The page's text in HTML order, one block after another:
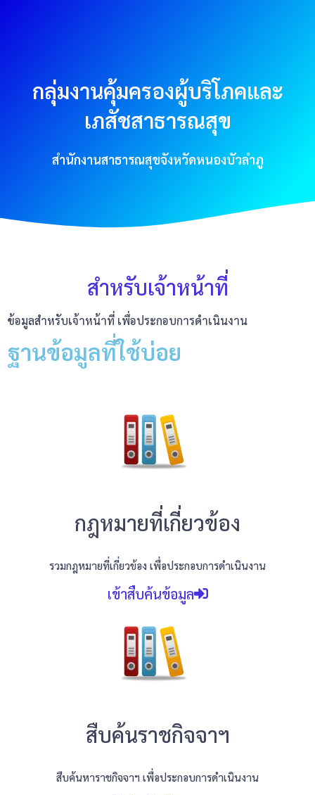
กลุ่มงานคุ้มครองผู้บริโภคและ
เภสัชสาธารณสุข
สำนักงานสาธารณสุขจังหวัดหนองบัวลำภู
สำหรับเจ้าหน้าที่
ข้อมูลสำหรับเจ้าหน้าที่ เพื่อประกอบการดำเนินงาน
ฐานข้อมูลที่ใช้บ่อย
กฎหมายที่เกี่ยวข้อง
รวมกฎหมายที่เกี่ยวข้อง เพื่อประกอบการดำเนินงาน
เข้าสืบค้นข้อมูล
สืบค้นราชกิจจาฯ
สืบค้นหาราชกิจจาฯ เพื่อประกอบการดำเนินงาน